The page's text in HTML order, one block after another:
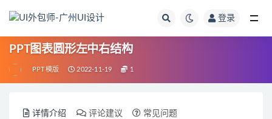
登录
PPT图表圆形左中右结构
PPT模版 2022-11-19 1
详情介绍 评论建议 常见问题